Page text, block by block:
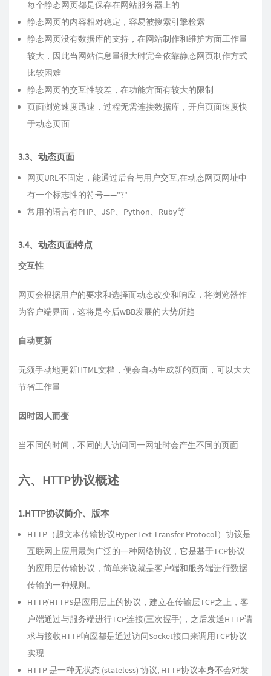
每个静态网页都是保存在网站服务器上的
静态网页的内容相对稳定，容易被搜索引擎检索
静态网页没有数据库的支持，在网站制作和维护方面工作量
较大，因此当网站信息量很大时完全依靠静态网页制作方式
比较困难
静态网页的交互性较差，在功能方面有较大的限制
页面浏览速度迅速，过程无需连接数据库，开启页面速度快
于动态页面
3.3、动态页面
网页URL不固定，能通过后台与用户交互,在动态网页网址中
有一个标志性的符号——"?"
常用的语言有PHP、JSP、Python、Ruby等
3.4、动态页面特点
交互性
网页会根据用户的要求和选择而动态改变和响应，将浏览器作
为客户端界面，这将是今后wBB发展的大势所趋
自动更新
无须手动地更新HTML文档，便会自动生成新的页面，可以大大
节省工作量
因时因人而变
当不同的时间，不同的人访问同一网址时会产生不同的页面
六、HTTP协议概述
1.HTTP协议简介、版本
HTTP（超文本传输协议HyperText Transfer Protocol）协议是
互联网上应用最为广泛的一种网络协议，它是基于TCP协议
的应用层传输协议，简单来说就是客户端和服务端进行数据
传输的一种规则。
HTTP/HTTPS是应用层上的协议，建立在传输层TCP之上，客
户端通过与服务端进行TCP连接(三次握手)，之后发送HTTP请
求与接收HTTP响应都是通过访问Socket接口来调用TCP协议
实现
HTTP 是一种无状态 (stateless) 协议, HTTP协议本身不会对发